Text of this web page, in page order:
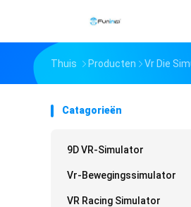
Thuis Producten Vr Die
Catagorieën
9D VR-Simulator
Vr-Bewegingssimulator
VR Racing Simulator